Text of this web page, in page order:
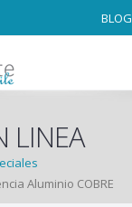
BLOG
LINEA
Aluminio COBRE